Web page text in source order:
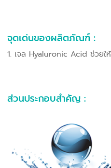
จุดเด่นของผลิตภัณฑ์ :
1. เจล Hyaluronic Acid ช่วยใ
ส่วนประกอบสำคัญ :